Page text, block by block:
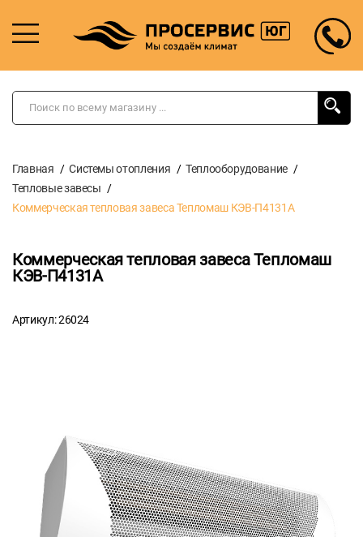
Главная Системы отопления
Теплооборудование
Тепловые завесы
Коммерческая тепловая завеса Тепломаш КЭВ-П4131A
Коммерческая тепловая завеса Тепломаш
КЭВ-П4131A
Артикул: 26024